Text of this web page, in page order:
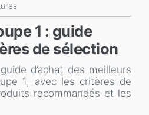
1 : guide
de sélection
d’achat des meilleurs
1, avec les critères de
recommandés et les